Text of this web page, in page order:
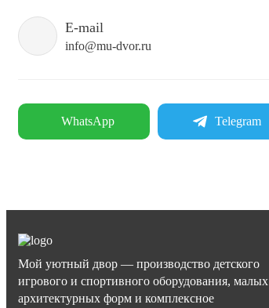
E-mail
info@mu-dvor.ru
WhatsApp Telegram
Мой уютный двор — производство детского
игрового и спортивного оборудования, малых
архитектурных форм и комплексное